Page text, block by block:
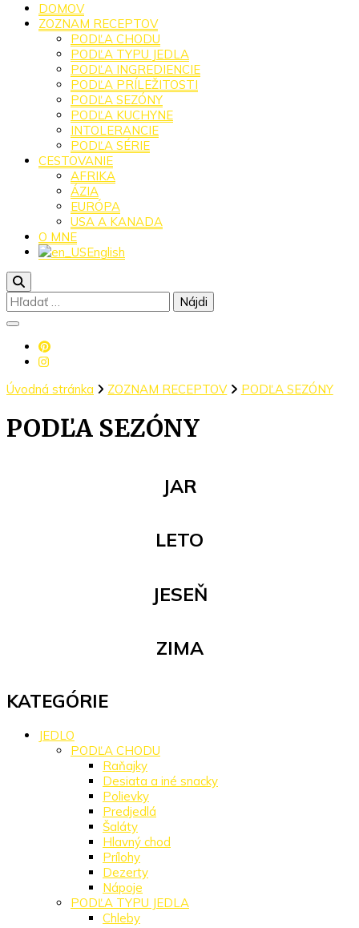
DOMOV
ZOZNAM RECEPTOV
PODĽA CHODU
PODĽA TYPU JEDLA
PODĽA INGREDIENCIE
PODĽA PRÍLEŽITOSTI
PODĽA SEZÓNY
PODĽA KUCHYNE
INTOLERANCIE
PODĽA SÉRIE
CESTOVANIE
AFRIKA
ÁZIA
EURÓPA
USA A KANADA
O MNE
English
Hľadať:
Úvodná stránka ZOZNAM RECEPTOV PODĽA SEZÓNY
PODĽA SEZÓNY
JAR
LETO
JESEŇ
ZIMA
KATEGÓRIE
JEDLO
PODĽA CHODU
Raňajky
Desiata a iné snacky
Polievky
Predjedlá
Šaláty
Hlavný chod
Prílohy
Dezerty
Nápoje
PODĽA TYPU JEDLA
Chleby